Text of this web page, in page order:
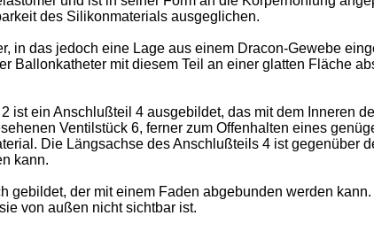
des Silikonmaterials ausgeglichen.
in das jedoch eine Lage aus einem Dracon-Gewebe
Ballonkatheter mit diesem Teil an einer glatten Fläche
ist ein Anschlußteil 4 ausgebildet, das mit dem Inneren
Ventilstück 6, ferner zum Offenhalten eines
Die Längsachse des Anschlußteils 4 ist gegenüber
kann.
der mit einem Faden abgebunden werden
von außen nicht sichtbar ist.